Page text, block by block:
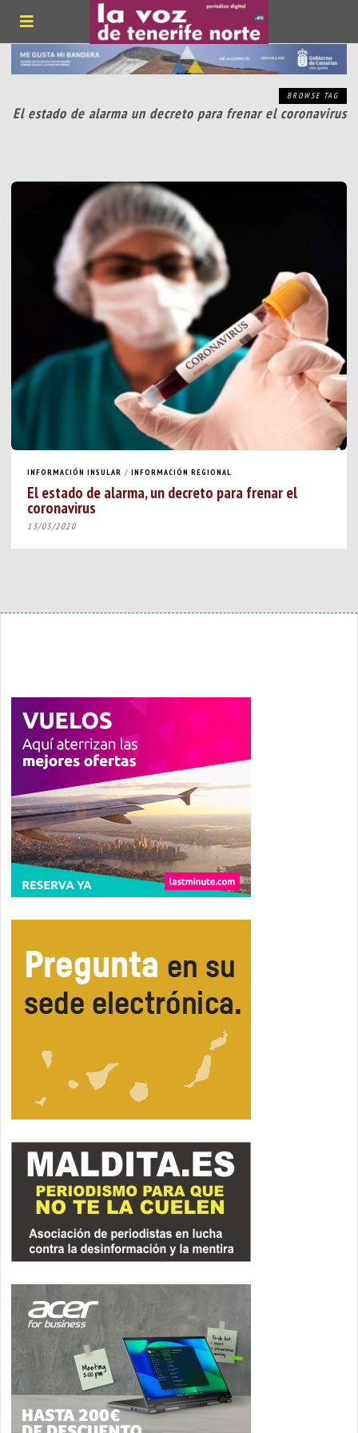
BROWSE TAG
El estado de alarma un decreto para frenar el coronavirus
INFORMACIÓN INSULAR / INFORMACIÓN REGIONAL
El estado de alarma, un decreto para frenar el
coronavirus
13/03/2020